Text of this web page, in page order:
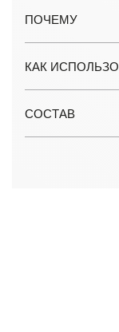
ПОЧЕМУ
КАК
СОСТАВ